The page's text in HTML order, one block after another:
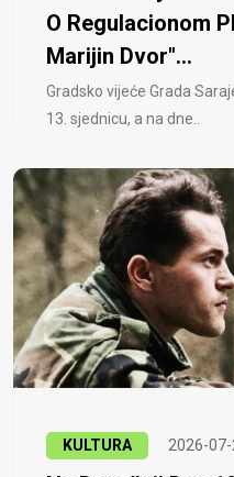
O Regulacionom
Marijin Dvor"...
Gradsko vijeće Grada
13. sjednicu, a na dne..
KULTURA 2026-